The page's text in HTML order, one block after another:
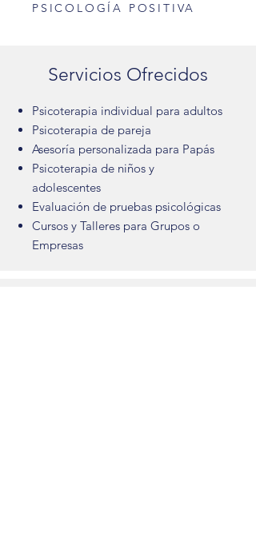
PSICOLOGÍA POSITIVA
Servicios Ofrecidos
Psicoterapia individual para adultos
Psicoterapia de pareja
Asesoría personalizada para Papás
Psicoterapia de niños y
adolescentes
Evaluación de pruebas psicológicas
Cursos y Talleres para Grupos o
Empresas